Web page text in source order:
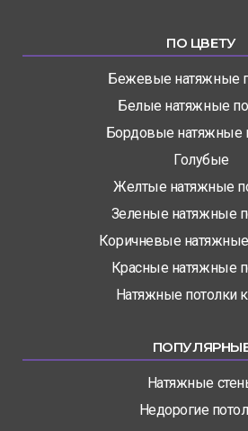
ПО ЦВЕТУ
Бежевые натяжные
Белые натяжные
Бордовые натяжные
Голубые
Желтые натяжные
Зеленые натяжные
Коричневые
Красные натяжные
Натяжные потолки
Натяжные
Недорогие